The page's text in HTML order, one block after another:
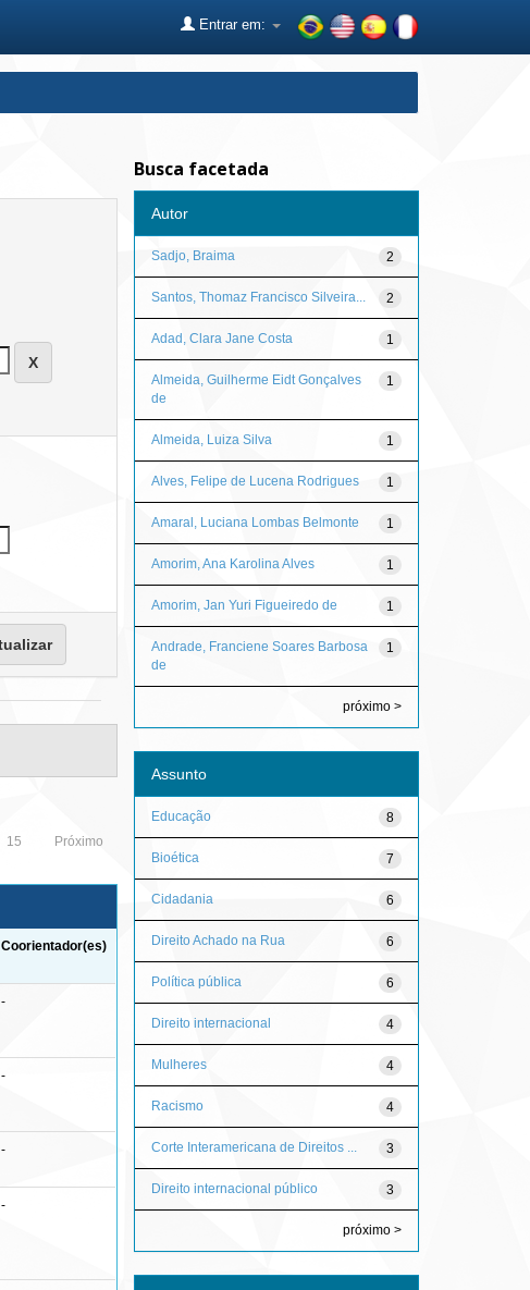
Entrar em:
15 Próximo
Coorientador(es)
-
-
-
-
Busca facetada
Autor
2
Sadjo, Braima
2
Santos, Thomaz Francisco Silveira...
1
Adad, Clara Jane Costa
1
Almeida, Guilherme Eidt Gonçalves
de
1
Almeida, Luiza Silva
1
Alves, Felipe de Lucena Rodrigues
1
Amaral, Luciana Lombas Belmonte
1
Amorim, Ana Karolina Alves
1
Amorim, Jan Yuri Figueiredo de
1
Andrade, Franciene Soares Barbosa
de
próximo >
Assunto
8
Educação
7
Bioética
6
Cidadania
6
Direito Achado na Rua
6
Política pública
4
Direito internacional
4
Mulheres
4
Racismo
3
Corte Interamericana de Direitos ...
3
Direito internacional público
próximo >